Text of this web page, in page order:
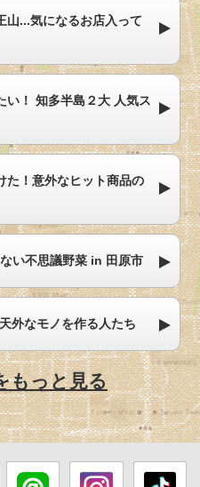
山...気になるお店入って
い！ 知多半島２大 人気ス
た！意外なヒット商品の
い不思議野菜 in 田原市
外なモノを作る人たち
もっと見る